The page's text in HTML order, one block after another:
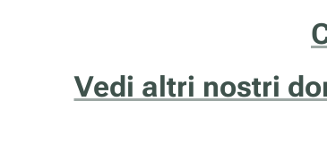
Vedi altri nostri